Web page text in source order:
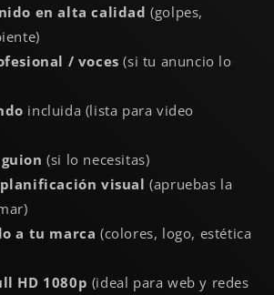
en alta calidad (golpes,
/ voces (si tu anuncio lo
incluida (lista para video
(si lo necesitas)
visual (apruebas la
a tu marca (colores, logo, estética
HD 1080p (ideal para web y redes